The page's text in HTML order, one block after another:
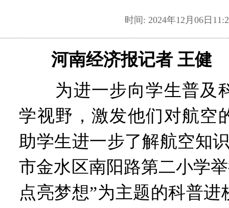
时间: 2024年12月06
河南经济报记者 王健
为进一步向学生普及
学视野，激发他们对航空
助学生进一步了解航空知
市金水区南阳路第二小学
点亮梦想”为主题的科普